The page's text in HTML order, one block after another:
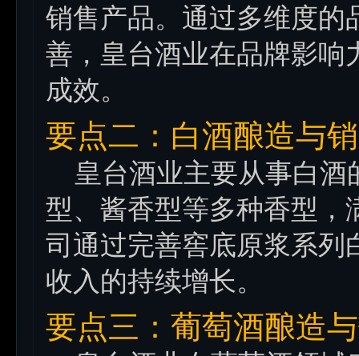
销售产品。通过多维度的
善，皇台酒业在品牌影响
成效。
要点二：白酒酿造与
皇台酒业主要从事白酒
型、酱香型等多种香型，
司通过完善窖底原浆系列
收入的持续增长。
要点三：葡萄酒酿造